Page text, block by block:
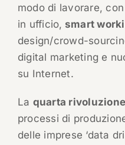
modo di lavorare,
in ufficio, smart
design/crowd-
digital marketing e
su Internet.
La quarta
processi di
delle imprese ‘data